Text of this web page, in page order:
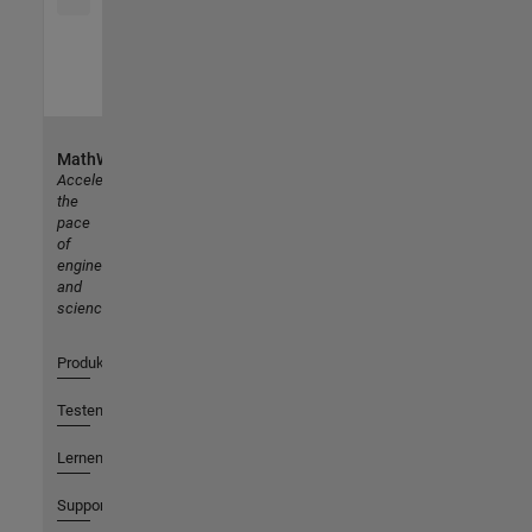
MathWorks
Accelerating
the
pace
of
engineering
and
science
Produkte
Testen oder Kaufen
Lernen
Support